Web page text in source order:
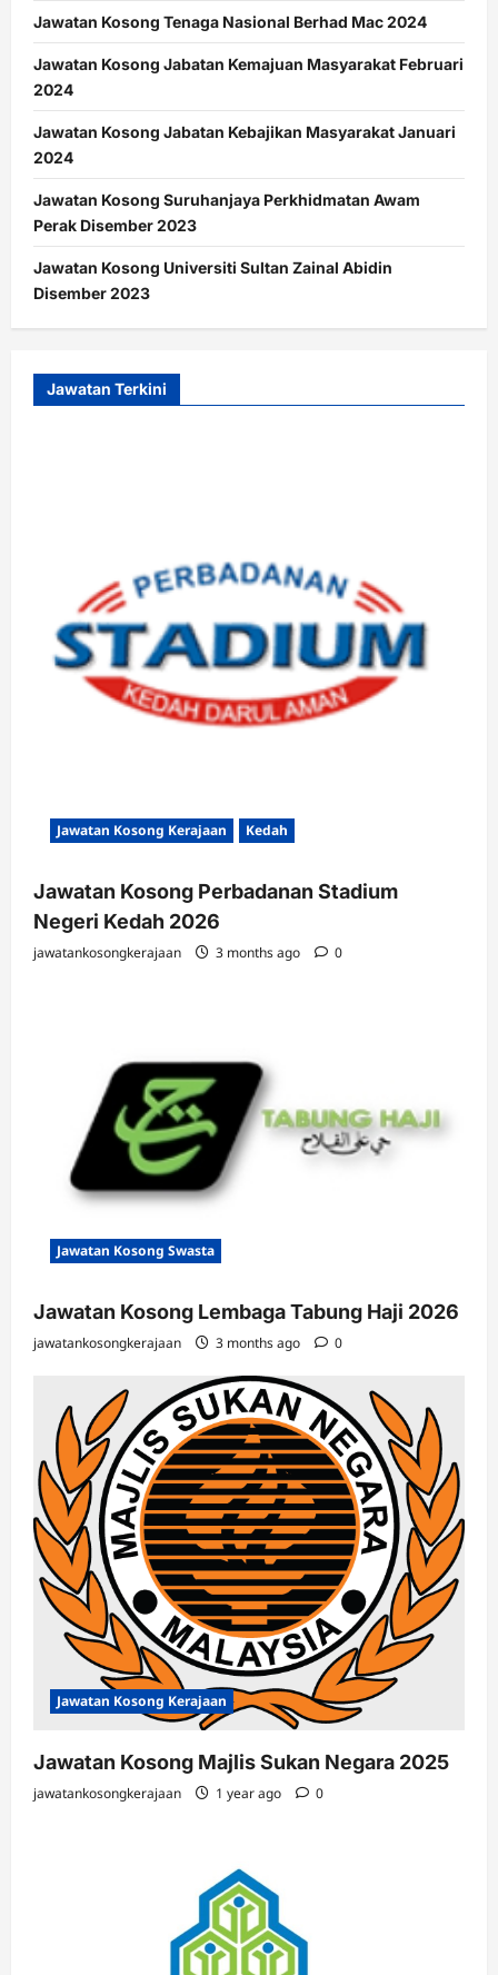
Jawatan Kosong Tenaga Nasional Berhad Mac 2024
Jawatan Kosong Jabatan Kemajuan Masyarakat Februari
2024
Jawatan Kosong Jabatan Kebajikan Masyarakat Januari
2024
Jawatan Kosong Suruhanjaya Perkhidmatan Awam
Perak Disember 2023
Jawatan Kosong Universiti Sultan Zainal Abidin
Disember 2023
Jawatan Terkini
Jawatan Kosong Kerajaan Kedah
Jawatan Kosong Perbadanan Stadium
Negeri Kedah 2026
jawatankosongkerajaan 3 months ago 0
Jawatan Kosong Swasta
Jawatan Kosong Lembaga Tabung Haji 2026
jawatankosongkerajaan 3 months ago 0
Jawatan Kosong Kerajaan
Jawatan Kosong Majlis Sukan Negara 2025
jawatankosongkerajaan 1 year ago 0